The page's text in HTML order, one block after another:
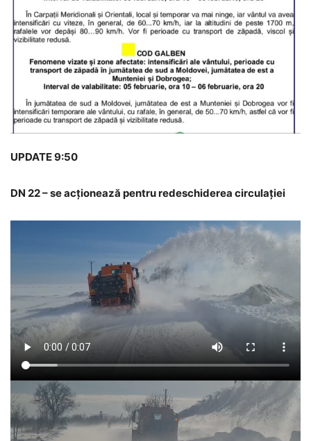
UPDATE 9:50
DN 22 – se acționează pentru redeschiderea circulației